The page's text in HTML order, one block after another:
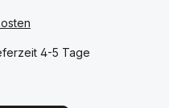
4-5 Tage